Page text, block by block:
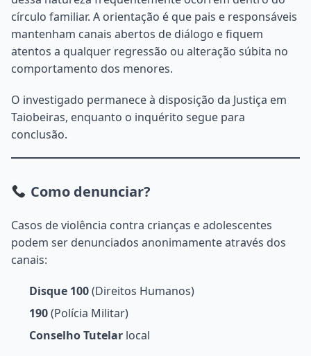
círculo familiar. A orientação é que pais e responsáveis
mantenham canais abertos de diálogo e fiquem
atentos a qualquer regressão ou alteração súbita no
comportamento dos menores.
O investigado permanece à disposição da Justiça em
Taiobeiras, enquanto o inquérito segue para
conclusão.
Como denunciar?
Casos de violência contra crianças e adolescentes
podem ser denunciados anonimamente através dos
canais:
Disque 100(Direitos Humanos)
190(Polícia Militar)
Conselho Tutelar local